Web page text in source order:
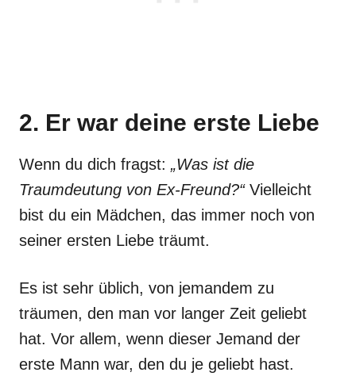
2. Er war deine erste Liebe
Wenn du dich fragst: „Was ist die
Traumdeutung von Ex-Freund?“ Vielleicht
bist du ein Mädchen, das immer noch von
seiner ersten Liebe träumt.
Es ist sehr üblich, von jemandem zu
träumen, den man vor langer Zeit geliebt
hat. Vor allem, wenn dieser Jemand der
erste Mann war, den du je geliebt hast.